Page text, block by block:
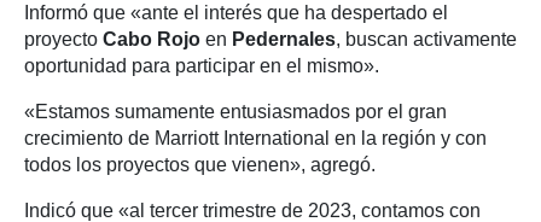
Informó que «ante el interés que ha despertado el
proyecto Cabo Rojo en Pedernales, buscan activamente
oportunidad para participar en el mismo».
«Estamos sumamente entusiasmados por el gran
crecimiento de Marriott International en la región y con
todos los proyectos que vienen», agregó.
Indicó que «al tercer trimestre de 2023, contamos con